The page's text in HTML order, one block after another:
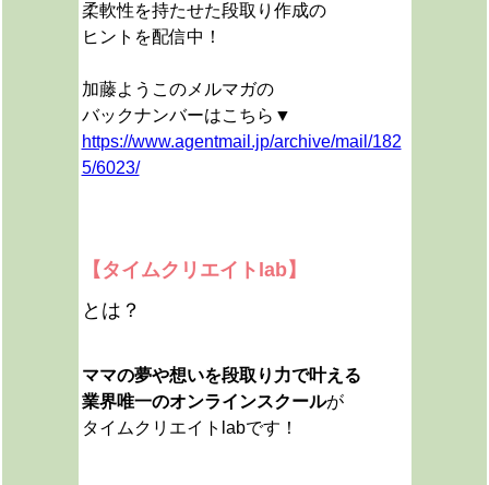
柔軟性を持たせた段取り作成の
ヒントを配信中！
加藤ようこのメルマガの
バックナンバーはこちら▼
https://www.agentmail.jp/archive/mail/182
5/6023/
【タイムクリエイトlab】
とは？
ママの夢や想いを段取り力で叶える
業界唯一のオンラインスクールが
タイムクリエイトlabです！